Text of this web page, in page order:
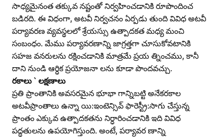
సాధ్యమైనంత తక్కువ నష్టంతో నిర్వహించడానికి రూపొందించ
బడిరది. ఈ విధంగా, అటవీ నిర్వచనం ఏర్పడు తుంది వివిధ అటవీ
పర్యావరణ వ్యవస్థలలో శ్రేయస్సు ఉత్పాదకత మధ్య మంచి
సంబంధం. మేము పర్యావరణాన్ని జాగ్రత్తగా చూసుకోవటానికి
సహజ వనరులను రక్షించడానికి మాత్రమే ప్రయ త్నించము, కానీ
దాని నుండి ఆర్ధిక ప్రయోజనా లను కూడా పొందవచ్చు.
రకాలు ` లక్షణాలు
ప్రతి ప్రాంతానికి అవసరమైన భూభా గాన్నిబట్టి అనేకరకాల
అటవీప్రాంతాలు ఉన్నా యి:ఇంటెన్సివ్‌ ఫారెస్ట్రీ:సాగు చేస్తున్న
ప్రాంతం ఎక్కువ ఉత్పాదకతను నిర్ధారించడానికి ఇది వివిధ
పద్ధతులను ఉపయోగిస్తుంది. అంటే, పర్యావర ణాన్ని